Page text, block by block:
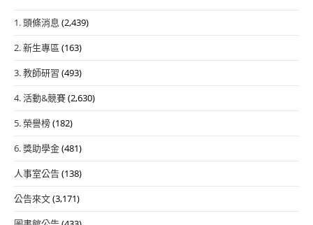
1. 頭條消息 (2,439)
2. 新生專區 (163)
3. 教師研習 (493)
4. 活動&競賽(2,630)
5. 榮譽榜(182)
6. 獎助學金(481)
人事室公告(138)
公告來文(3,171)